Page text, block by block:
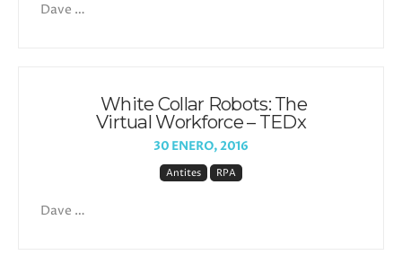
Dave …
White Collar Robots: The
Virtual Workforce – TEDx
30 ENERO, 2016
Antites RPA
Dave …